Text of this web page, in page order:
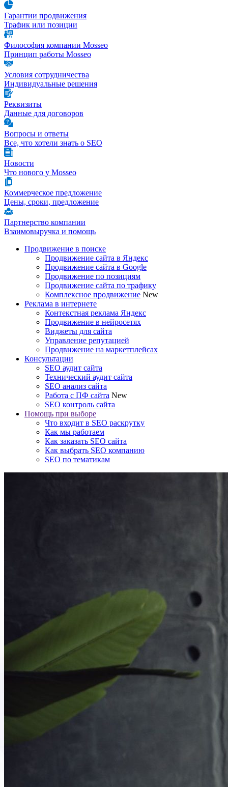
Гарантии продвижения
Трафик или позиции
Философия компании Mosseo
Принцип работы Mosseo
Условия сотрудничества
Индивидуальные решения
Реквизиты
Данные для договоров
Вопросы и ответы
Все, что хотели знать о SEO
Новости
Что нового у Mosseo
Коммерческое предложение
Цены, сроки, предложение
Партнерство компании
Взаимовыручка и помощь
Продвижение в поиске
Продвижение сайта в Яндекс
Продвижение сайта в Google
Продвижение по позициям
Продвижение сайта по трафику
Комплексное продвижение New
Реклама в интернете
Контекстная реклама Яндекс
Продвижение в нейросетях
Виджеты для сайта
Управление репутацией
Продвижение на маркетплейсах
Консультации
SEO аудит сайта
Технический аудит сайта
SEO анализ сайта
Работа с ПФ сайта New
SEO контроль сайта
Помощь при выборе
Что входит в SEO раскрутку
Как мы работаем
Как заказать SEO сайта
Как выбрать SEO компанию
SEO по тематикам